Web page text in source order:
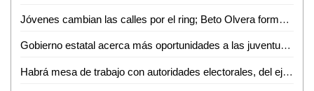
Jóvenes cambian las calles por el ring; Beto Olvera forma nueva generación de atletas en Valles
Gobierno estatal acerca más oportunidades a las juventudes de la región media
Habrá mesa de trabajo con autoridades electorales, del ejecutivo e instancias diversas sobre la reforma electoral en curso: Dip. Héctor Serrano Cortés